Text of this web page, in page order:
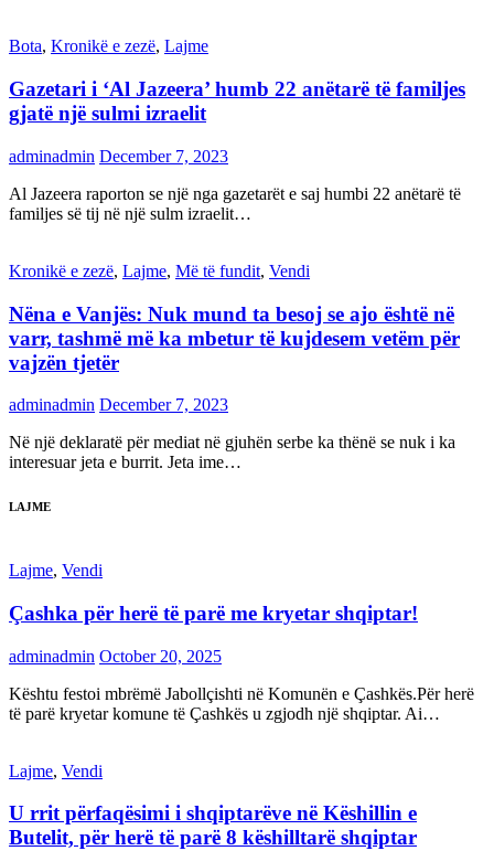
Bota, Kronikë e zezë, Lajme
Gazetari i ‘Al Jazeera’ humb 22 anëtarë të familjes
gjatë një sulmi izraelit
adminadmin December 7, 2023
Al Jazeera raporton se një nga gazetarët e saj humbi 22 anëtarë të
familjes së tij në një sulm izraelit…
Kronikë e zezë, Lajme, Më të fundit, Vendi
Nëna e Vanjës: Nuk mund ta besoj se ajo është në
varr, tashmë më ka mbetur të kujdesem vetëm për
vajzën tjetër
adminadmin December 7, 2023
Në një deklaratë për mediat në gjuhën serbe ka thënë se nuk i ka
interesuar jeta e burrit. Jeta ime…
LAJME
Lajme, Vendi
Çashka për herë të parë me kryetar shqiptar!
adminadmin October 20, 2025
Kështu festoi mbrëmë Jabollçishti në Komunën e Çashkës.Për herë
të parë kryetar komune të Çashkës u zgjodh një shqiptar. Ai…
Lajme, Vendi
U rrit përfaqësimi i shqiptarëve në Këshillin e
Butelit, për herë të parë 8 këshilltarë shqiptar